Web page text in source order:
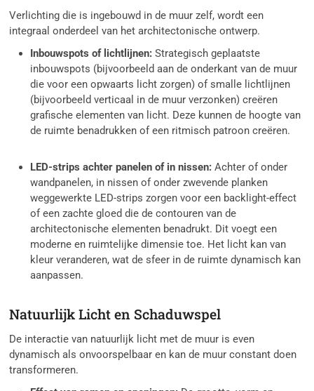
Verlichting die is ingebouwd in de muur zelf, wordt een
integraal onderdeel van het architectonische ontwerp.
Inbouwspots of lichtlijnen: Strategisch geplaatste
inbouwspots (bijvoorbeeld aan de onderkant van de muur
die voor een opwaarts licht zorgen) of smalle lichtlijnen
(bijvoorbeeld verticaal in de muur verzonken) creëren
grafische elementen van licht. Deze kunnen de hoogte van
de ruimte benadrukken of een ritmisch patroon creëren.
LED-strips achter panelen of in nissen: Achter of onder
wandpanelen, in nissen of onder zwevende planken
weggewerkte LED-strips zorgen voor een backlight-effect
of een zachte gloed die de contouren van de
architectonische elementen benadrukt. Dit voegt een
moderne en ruimtelijke dimensie toe. Het licht kan van
kleur veranderen, wat de sfeer in de ruimte dynamisch kan
aanpassen.
Natuurlijk Licht en Schaduwspel
De interactie van natuurlijk licht met de muur is even
dynamisch als onvoorspelbaar en kan de muur constant doen
transformeren.